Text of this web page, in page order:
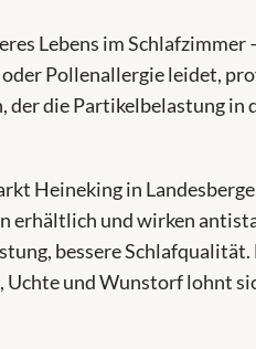
Lebens im Schlafzimmer
Pollenallergie leidet,
die Partikelbelastung in
Heineking in
erhältlich und wirken
bessere Schlafqualität.
und Wunstorf lohnt